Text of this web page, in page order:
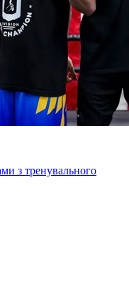
з тренувального